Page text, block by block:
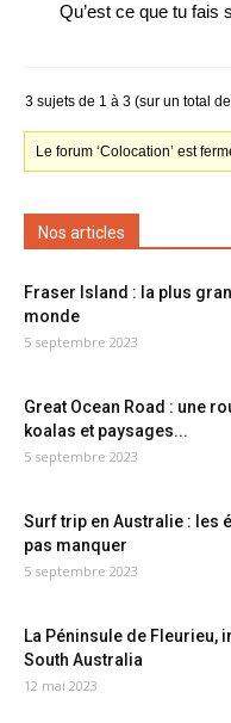
Qu’est ce que tu fais
3 sujets de 1 à 3 (sur un total
Le forum ‘Colocation’ est
Nos articles
Fraser Island : la plus
monde
5 septembre 2023
Great Ocean Road : une
koalas et paysages...
5 septembre 2023
Surf trip en Australie : les
pas manquer
5 septembre 2023
La Péninsule de Fleurieu,
South Australia
12 mai 2023